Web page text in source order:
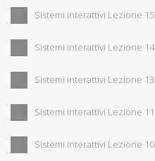
Sistemi interattivi Lezione 15
Sistemi interattivi Lezione 14
Sistemi interattivi Lezione 13
Sistemi interattivi Lezione 11
Sistemi interattivi Lezione 10